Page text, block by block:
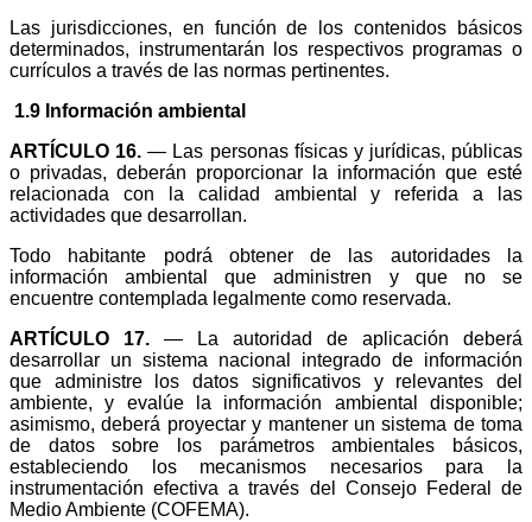
Las jurisdicciones, en función de los contenidos básicos
determinados, instrumentarán los respectivos programas o
currículos a través de las normas pertinentes.
1.9 Información ambiental
ARTÍCULO 16.— Las personas físicas y jurídicas, públicas
o privadas, deberán proporcionar la información que esté
relacionada con la calidad ambiental y referida a las
actividades que desarrollan.
Todo habitante podrá obtener de las autoridades la
información ambiental que administren y que no se
encuentre contemplada legalmente como reservada.
ARTÍCULO 17. — La autoridad de aplicación deberá
desarrollar un sistema nacional integrado de información
que administre los datos significativos y relevantes del
ambiente, y evalúe la información ambiental disponible;
asimismo, deberá proyectar y mantener un sistema de toma
de datos sobre los parámetros ambientales básicos,
estableciendo los mecanismos necesarios para la
instrumentación efectiva a través del Consejo Federal de
Medio Ambiente (COFEMA).